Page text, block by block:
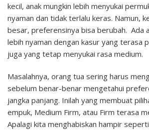
kecil, anak mungkin lebih menyukai
nyaman dan tidak terlalu keras. Namun,
besar, preferensinya bisa berubah. Ada
lebih nyaman dengan kasur yang terasa
juga yang tetap menyukai rasa medium.
Masalahnya, orang tua sering harus
sebelum benar-benar mengetahui
jangka panjang. Inilah yang membuat
empuk, Medium Firm, atau Firm terasa
Apalagi kita menghabiskan hampir